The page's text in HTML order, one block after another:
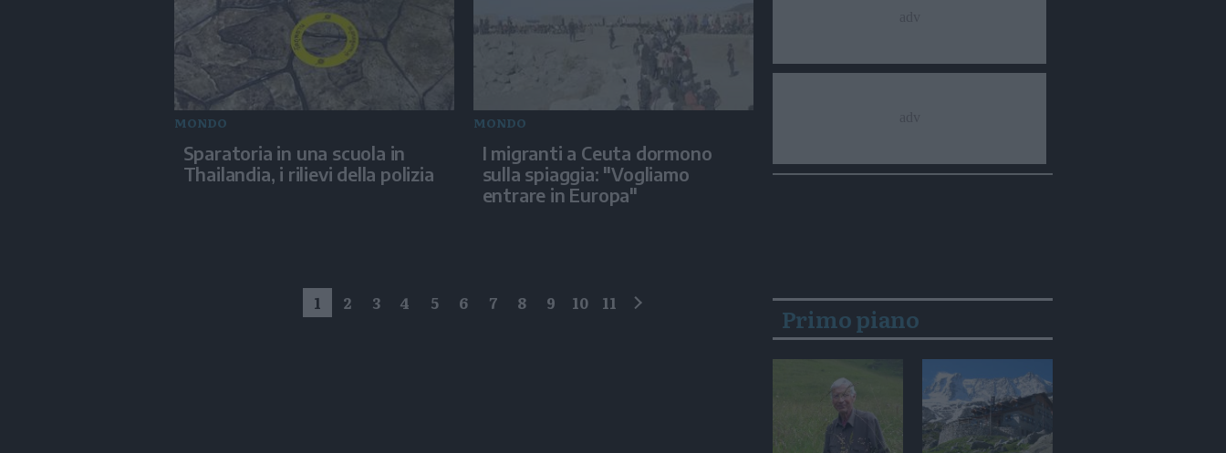
MONDO
Sparatoria in una scuola in
Thailandia, i rilievi della polizia
MONDO
I migranti a Ceuta dormono
sulla spiaggia: "Vogliamo
entrare in Europa"
1 2 3 4 5 6 7 8 9 10 11 Primo piano